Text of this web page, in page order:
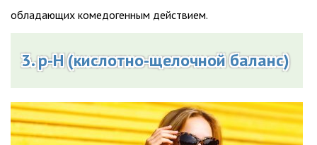
обладающих комедогенным действием.
3. p-H (кислотно-щелочной баланс)